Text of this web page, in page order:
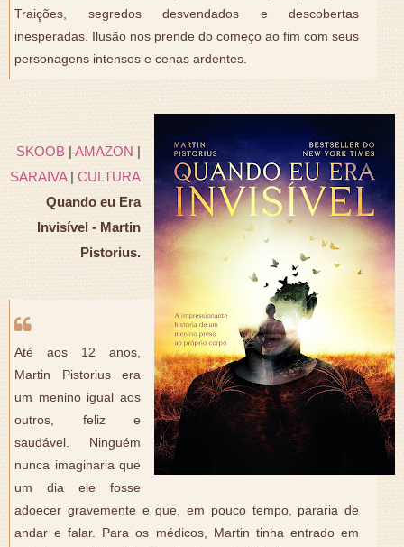
Traições, segredos desvendados e descobertas
inesperadas. Ilusão nos prende do começo ao fim com seus
personagens intensos e cenas ardentes.
SKOOB|AMAZON|
SARAIVA|CULTURA
Quando eu Era
Invisível - Martin
Pistorius.
Até aos 12 anos,
Martin Pistorius era
um menino igual aos
outros, feliz e
saudável. Ninguém
nunca imaginaria que
um dia ele fosse
adoecer gravemente e que, em pouco tempo, pararia de
andar e falar. Para os médicos, Martin tinha entrado em